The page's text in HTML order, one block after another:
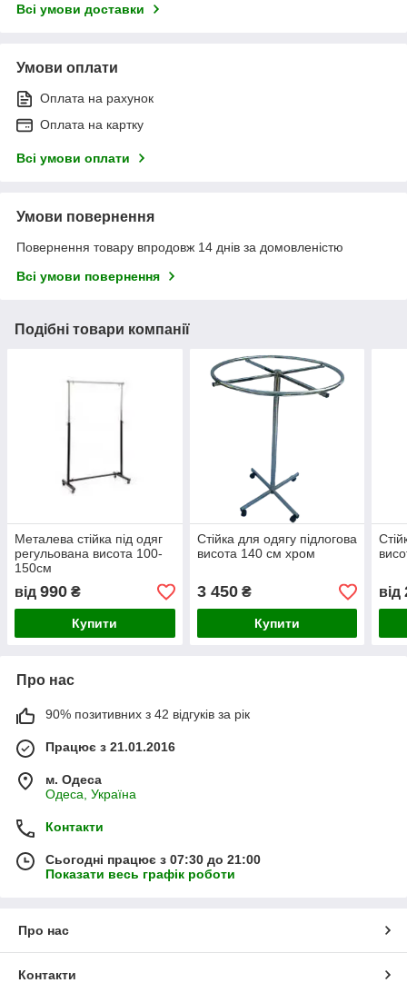
Всі умови доставки
Умови оплати
Оплата на рахунок
Оплата на картку
Всі умови оплати
Умови повернення
Повернення товару впродовж 14 днів за домовленістю
Всі умови повернення
Подібні товари компанії
Металева стійка під одяг
регульована висота 100-
150см
від 990 ₴
Купити
Стійка для одягу підлогова
висота 140 см хром
3 450₴
Купити
від
Про нас
90% позитивних з 42 відгуків за рік
Працює з 21.01.2016
м. Одеса
Одеса, Україна
Контакти
Сьогодні працює з 07:30 до 21:00
Показати весь графік роботи
Про нас
Контакти